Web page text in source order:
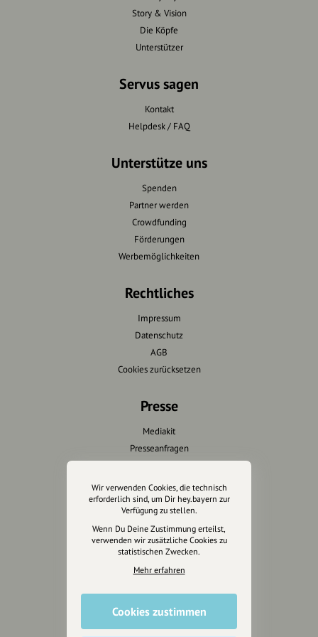
Story & Vision
Die Köpfe
Unterstützer
Servus sagen
Kontakt
Helpdesk / FAQ
Unterstütze uns
Spenden
Partner werden
Crowdfunding
Förderungen
Werbemöglichkeiten
Rechtliches
Impressum
Datenschutz
AGB
Cookies zurücksetzen
Presse
Mediakit
Presseanfragen
Wir unterstützen Euch
Fotografie & mehr
Marketing
Anakin Design
Wir verwenden Cookies, die technisch
erforderlich sind, um Dir hey.bayern zur
Verfügung zu stellen.
Wenn Du Deine Zustimmung erteilst,
verwenden wir zusätzliche Cookies zu
statistischen Zwecken.
Mehr erfahren
Cookies zustimmen